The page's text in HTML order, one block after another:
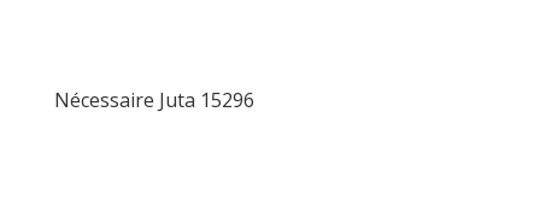
Nécessaire Juta 15296